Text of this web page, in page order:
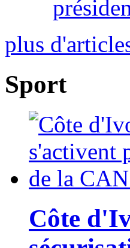
plus
Sport
Côte